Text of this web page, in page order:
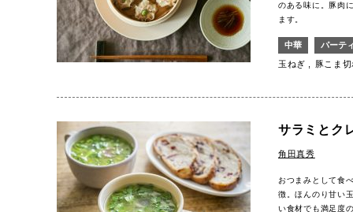
のある味に。豚肉
ます。
中華
パーテ
玉ねぎ
豚こま
サラミとク
角田真秀
おつまみとして食
徴。ほんのり甘い
い食材でも満足度